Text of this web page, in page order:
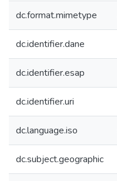
dc.format.mimetype
dc.identifier.dane
dc.identifier.esap
dc.identifier.uri
dc.language.iso
dc.subject.geographic